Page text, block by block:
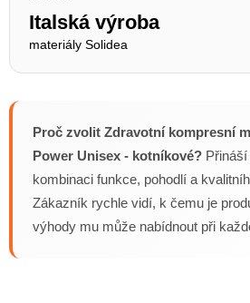
Italská výroba
materiály Solidea
Proč zvolit Zdravotní kompresní
Power Unisex - kotníkové?
kombinaci funkce, pohodlí a
Zákazník rychle vidí, k čemu je
výhody mu může nabídnout při